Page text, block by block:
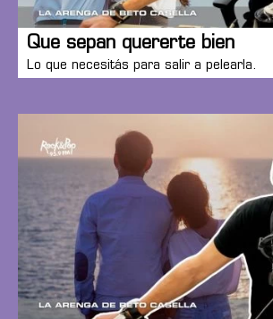
Que sepan quererte bien
Lo que necesitás para salir a pelearla.